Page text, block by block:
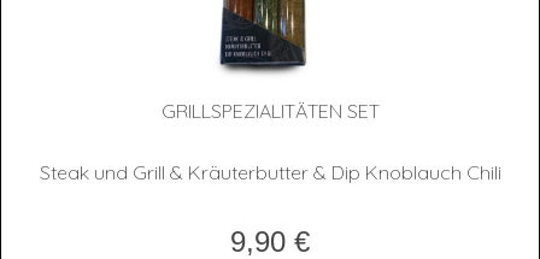
GRILL­SPE­ZIA­LI­TÄ­TEN SET
Steak und Grill & Kräuterbutter & Dip Knoblauch Chili
9,90 €